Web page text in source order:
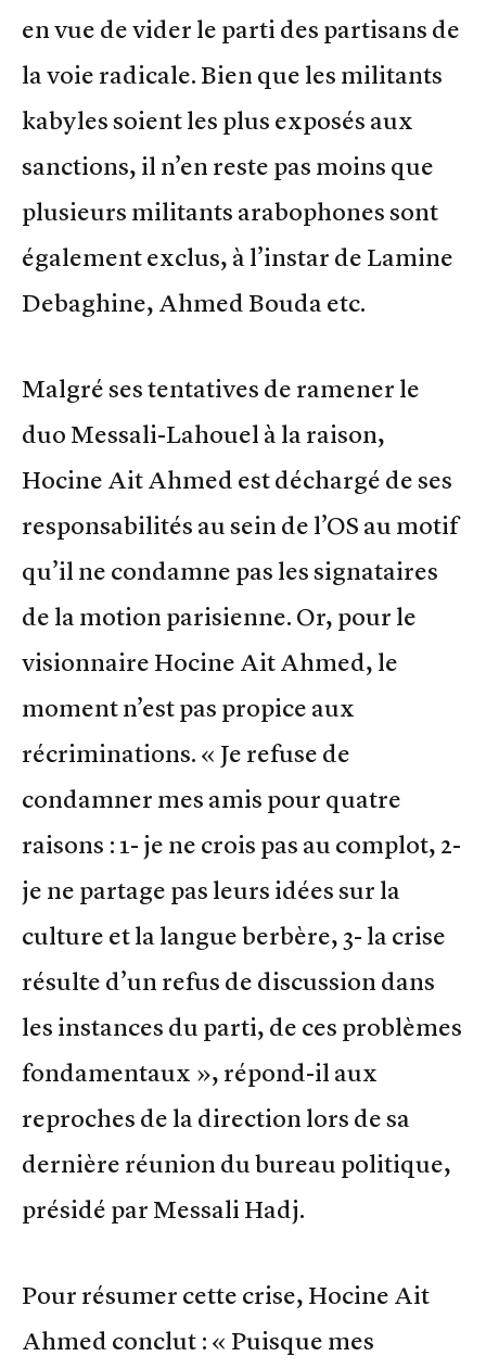
en vue de vider le parti des partisans de
la voie radicale. Bien que les militants
kabyles soient les plus exposés aux
sanctions, il n’en reste pas moins que
plusieurs militants arabophones sont
également exclus, à l’instar de Lamine
Debaghine, Ahmed Bouda etc.
Malgré ses tentatives de ramener le
duo Messali-Lahouel à la raison,
Hocine Ait Ahmed est déchargé de ses
responsabilités au sein de l’OS au motif
qu’il ne condamne pas les signataires
de la motion parisienne. Or, pour le
visionnaire Hocine Ait Ahmed, le
moment n’est pas propice aux
récriminations. « Je refuse de
condamner mes amis pour quatre
raisons : 1- je ne crois pas au complot, 2-
je ne partage pas leurs idées sur la
culture et la langue berbère, 3- la crise
résulte d’un refus de discussion dans
les instances du parti, de ces problèmes
fondamentaux », répond-il aux
reproches de la direction lors de sa
dernière réunion du bureau politique,
présidé par Messali Hadj.
Pour résumer cette crise, Hocine Ait
Ahmed conclut : « Puisque mes